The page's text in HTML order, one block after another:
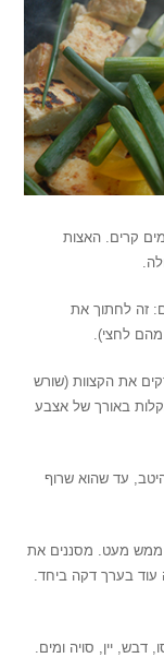
קרים. האצות
זה לחתוך את
לחצי).
את הקצוות (שורש
באורך של אצבע
עד שהוא שרוף
ממש מעט. מסננים את
עוד בערך דקה ביחד.
יין, סויה ומים.